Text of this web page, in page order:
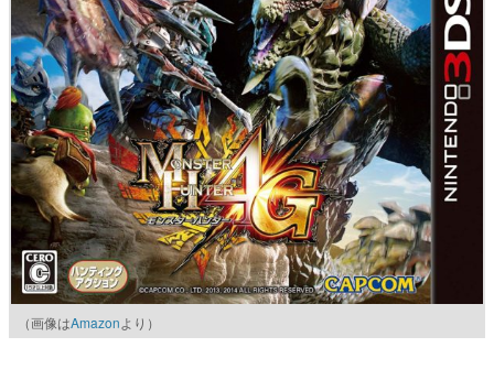
（画像はAmazonより）